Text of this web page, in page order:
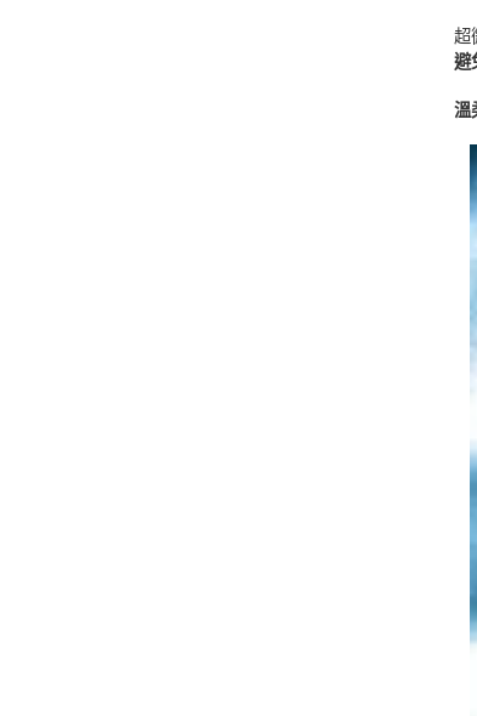
超
避
溫